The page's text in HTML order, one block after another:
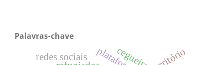
Palavras-chave
cegueira
redes sociais